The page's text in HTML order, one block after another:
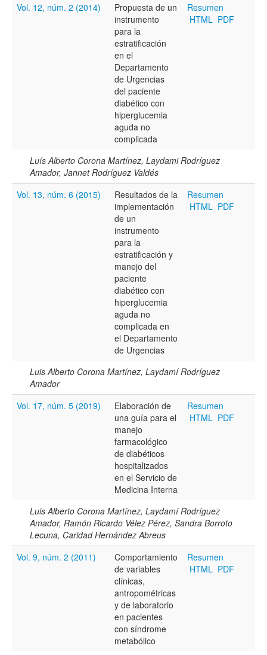
Términos de indexación
Tipo (método/enfoque)
Todos los camps término del índice
Vol. 12, núm. 2 (2014)
Propuesta de un
instrumento
para la
estratificación
en el
Departamento
de Urgencias
del paciente
diabético con
hiperglucemia
aguda no
complicada
Resumen
HTML PDF
Luís Alberto Corona Martínez, Laydami Rodríguez
Amador, Jannet Rodríguez Valdés
Vol. 13, núm. 6 (2015)
Resultados de la
implementación
de un
instrumento
para la
estratificación y
manejo del
paciente
diabético con
hiperglucemia
aguda no
complicada en
el Departamento
de Urgencias
Resumen
HTML PDF
Luis Alberto Corona Martínez, Laydamí Rodríguez
Amador
Vol. 17, núm. 5 (2019)
Elaboración de
una guía para el
manejo
farmacológico
de diabéticos
hospitalizados
en el Servicio de
Medicina Interna
Resumen
HTML PDF
Luis Alberto Corona Martínez, Laydamí Rodríguez
Amador, Ramón Ricardo Vélez Pérez, Sandra Borroto
Lecuna, Caridad Hernández Abreus
Vol. 9, núm. 2 (2011)
Comportamiento
de variables
clínicas,
antropométricas
y de laboratorio
en pacientes
con síndrome
metabólico
Resumen
HTML PDF